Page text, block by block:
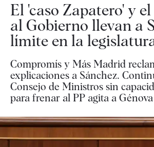
El 'caso Zapatero' y
al Gobierno llevan a
límite en la
Compromís y Más Madrid
explicaciones a Sánchez.
Consejo de Ministros sin
para frenar al PP agita a Génova